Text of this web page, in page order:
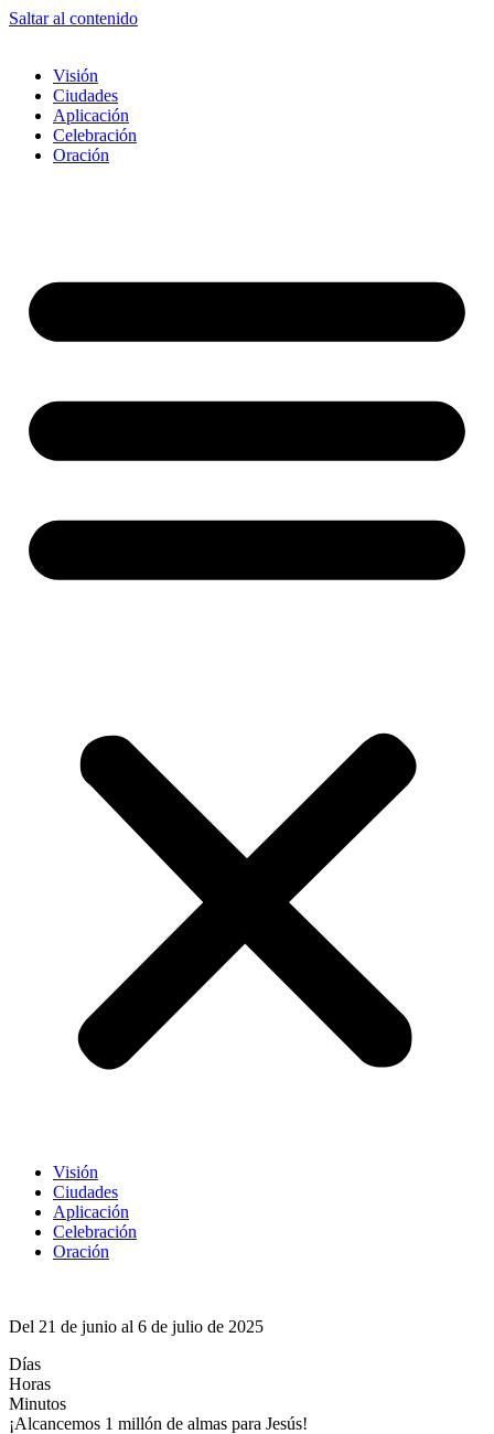
Saltar al contenido
Visión
Ciudades
Aplicación
Celebración
Oración
Visión
Ciudades
Aplicación
Celebración
Oración
Del 21 de junio al 6 de julio de 2025
Días
Horas
Minutos
¡Alcancemos 1 millón de almas para Jesús!